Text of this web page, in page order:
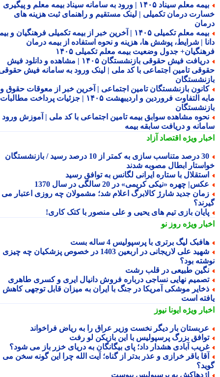
بیمه معلم سیناد ۱۴۰۵ | ورود به سامانه سیناد بیمه معلم و پیگیری
درمان تکمیلی | لینک مستقیم و راهنمای ثبت هزینه های
بیمه معلم تکمیلی ۱۴۰۵ | آخرین خبر از بیمه تکمیلی فرهنگیان و بیمه
| شرایط، پوشش ها، هزینه و نحوه استفاده از بیمه درمان
جدول وضعیت بیمه معلم تکمیلی ۱۴۰۵
دریافت فیش حقوقی بازنشستگان ۱۴۰۵ | مشاهده و دانلود فیش
تامین اجتماعی با کد ملی | لینک ورود به سامانه فیش حقوقی
بازنشستگان تامین اجتماعی | آخرین خبر از معوقات حقوق و
مابه التفاوت فروردین و اردیبهشت ۱۴۰۵ | جزئیات پرداخت مطالبات
مشاهده سوابق بیمه تامین اجتماعی با کد ملی | آموزش ورود به
و دریافت سابقه بیمه
ویژهاقتصاد آزاد
30 درصد متناسب سازی به کمتر از 10 درصد رسید / بازنشستگان
ابطال مصوبه شدند
با ستاره ایرانی لگانس به توافق رسید
چهره «نیکی کریمی» در 20 سالگی در سال 1370
جدید شارژ کالابرگ اعلام شد؛ مشمولان چه روزی اعتبار می
بازی تیم های یحیی و علی منصور با کتک کاری!
ویژهروز نو
لیگ برتری با پرسپولیس 4 ساله بست
شهید علی لاریجانی در اربعین 1403 در خصوص پزشکیان چه چیزی
بود؟
طبیعی در قلب رشت
نهایی نساجی درباره فروش دانیال ایری و کسری طاهری
موشکی آمریکا در جنگ با ایران به میزان قابل توجهی کاهش
است
ویژهایونا نیوز
بار دیگر نخست وزیر عراق را به ریاض فراخواند
بزرگ پرسپولیس با این بازیکن لو رفت
آبادی هشدار داد؛ پای بیگانگان به دریای خزر باز می شود؟
باقر خرازی و عذر بدتر از گناه؛ آیت الله چرا این گونه سخن می
به پرسپولیس پیوست